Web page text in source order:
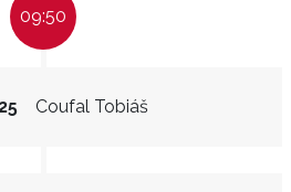
09:50
Coufal Tobiáš